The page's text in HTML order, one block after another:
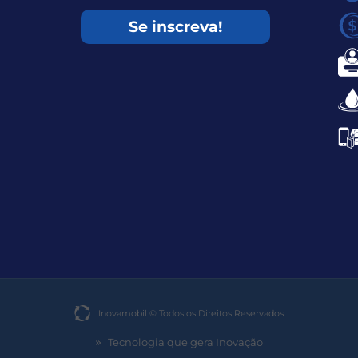
Se inscreva!
Inovamobil © Todos os Direitos Reservados​
» Tecnologia que gera Inovação